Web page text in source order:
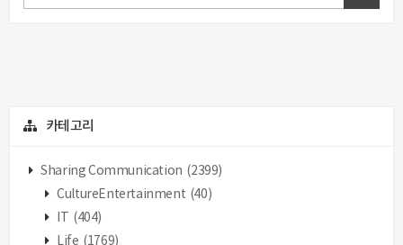
카테고리
Sharing Communication (2399)
CultureEntertainment (40)
(404)
Life (1769)